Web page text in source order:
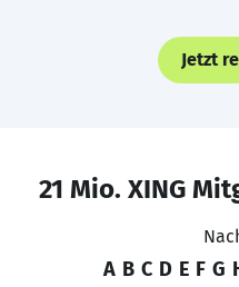
Jetzt
21 Mio. XING
A B C D E F G